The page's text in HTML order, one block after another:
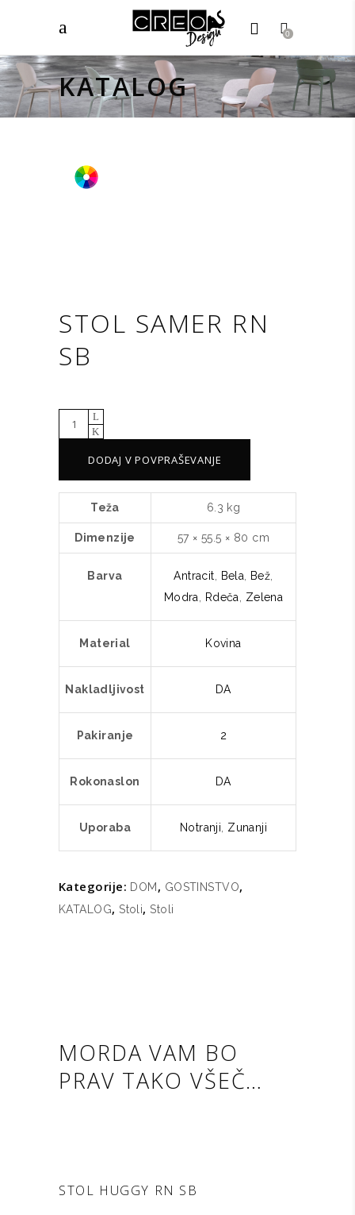
0
KATALOG
STOL SAMER RN
SB
Stol
SAMER
SB
količina
DODAJ V POVPRAŠEVANJE
Teža 6.3 kg
Dimenzije 57 × 55.5 × 80 cm
Barva Antracit Bela Bež
Modra
Rdeča Zelena
Material Kovina
Nakladljivost DA
Pakiranje 2
Rokonaslon DA
Uporaba Notranji Zunanji
Kategorije: DOM , GOSTINSTVO,
KATALOG,Stoli,Stoli
MORDA VAM BO
PRAV TAKO VŠEČ…
STOL HUGGY RN SB